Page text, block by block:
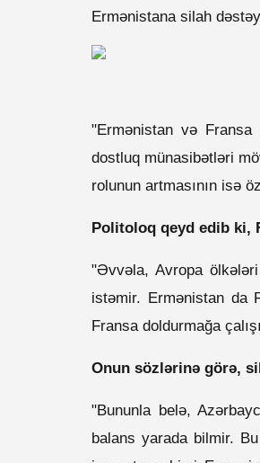
Ermənistana silah
"Ermənistan və Fransa
dostluq münasibətləri
rolunun artmasının isə
Politoloq qeyd edib ki,
"Əvvəla, Avropa ölkələri
istəmir. Ermənistan da
Fransa doldurmağa
Onun sözlərinə görə,
"Bununla belə,
balans yarada bilmir.